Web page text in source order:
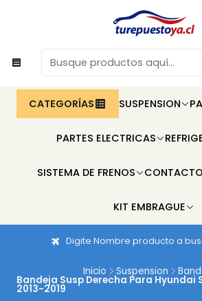
CATEGORÍAS SUSPENSION
PARTES ELECTRICAS
SISTEMA DE FRENOS CONTACTO
KIT EMBRAGUE
Digite Nombre producto a
Inicio Suspension
Bandeja Susp Derecha Para Hyundai
2013-2019